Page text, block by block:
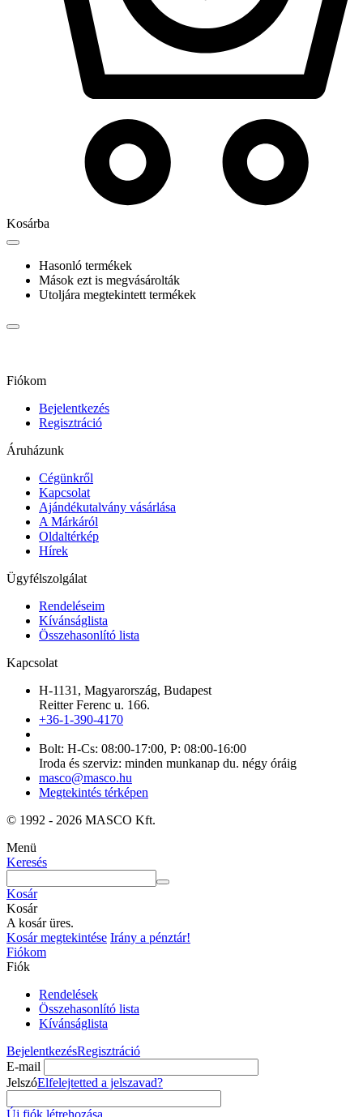
Kosárba
Hasonló termékek
Mások ezt is megvásárolták
Utoljára megtekintett termékek
Fiókom
Bejelentkezés
Regisztráció
Áruházunk
Cégünkről
Kapcsolat
Ajándékutalvány vásárlása
A Márkáról
Oldaltérkép
Hírek
Ügyfélszolgálat
Rendeléseim
Kívánságlista
Összehasonlító lista
Kapcsolat
H-1131, Magyarország, Budapest
Reitter Ferenc u. 166.
+36-1-390-4170
Bolt: H-Cs: 08:00-17:00, P: 08:00-16:00
Iroda és szerviz: minden munkanap du. négy óráig
masco@masco.hu
Megtekintés térképen
© 1992 - 2026 MASCO Kft.
Menü
Keresés
Kosár
Kosár
A kosár üres.
Kosár megtekintése Irány a pénztár!
Fiókom
Fiók
Rendelések
Összehasonlító lista
Kívánságlista
BejelentkezésRegisztráció
E-mail
JelszóElfelejtetted a jelszavad?